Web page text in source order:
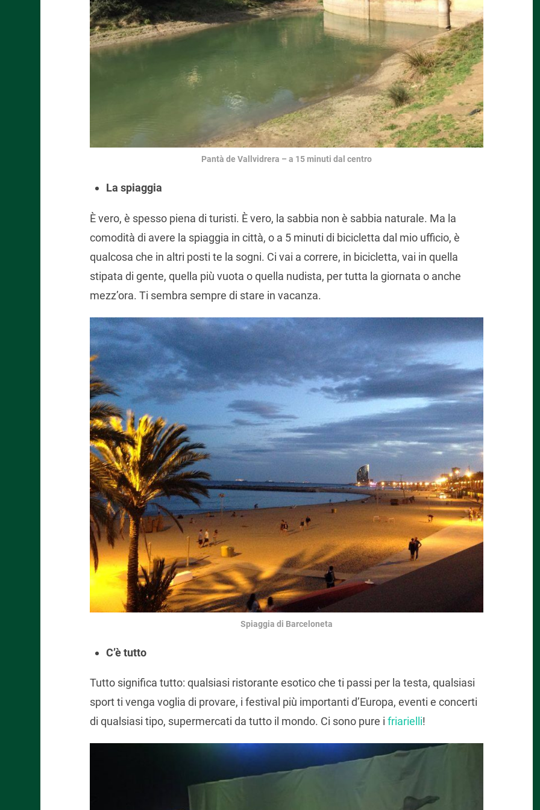
Pantà de Vallvidrera – a 15 minuti dal centro
La spiaggia
È vero, è spesso piena di turisti. È vero, la sabbia non è sabbia naturale. Ma la
comodità di avere la spiaggia in città, o a 5 minuti di bicicletta dal mio ufficio, è
qualcosa che in altri posti te la sogni. Ci vai a correre, in bicicletta, vai in quella
stipata di gente, quella più vuota o quella nudista, per tutta la giornata o anche
mezz’ora. Ti sembra sempre di stare in vacanza.
Spiaggia di Barceloneta
C’è tutto
Tutto significa tutto: qualsiasi ristorante esotico che ti passi per la testa, qualsiasi
sport ti venga voglia di provare, i festival più importanti d’Europa, eventi e concerti
di qualsiasi tipo, supermercati da tutto il mondo. Ci sono pure i friarielli!